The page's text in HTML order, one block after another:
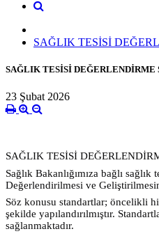
SAĞLIK TESİSİ
SAĞLIK TESİSİ
23 Şubat 2026
SAĞLIK TESİSİ
Sağlık Bakanlığımıza bağlı
Değerlendirilmesi ve
Söz konusu standartlar; öncelikli
şekilde yapılandırılmıştır.
sağlanmaktadır.